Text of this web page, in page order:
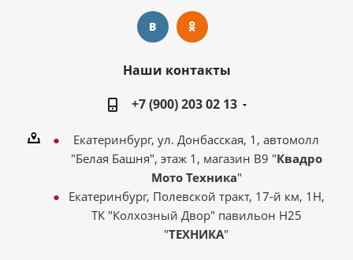
Наши контакты
+7 (900) 203 02 13
Екатеринбург, ул. Донбасская, 1, автомолл
"Белая Башня", этаж 1, магазин В9 "Квадро
Мото Техника"
Екатеринбург, Полевской тракт, 17-й км, 1Н,
ТК "Колхозный Двор" павильон Н25
"ТЕХНИКА"